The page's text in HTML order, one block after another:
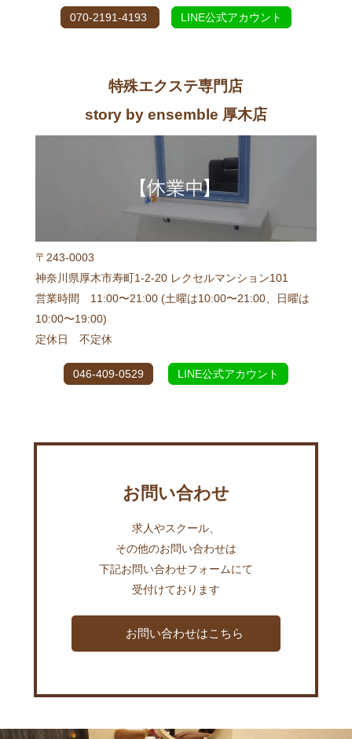
070-2191-4193 LINE公式アカウント
特殊エクステ専門店
story by ensemble 厚木店
〒243-0003
神奈川県厚木市寿町1-2-20 レクセルマンション101
営業時間 11:00〜21:00 (土曜は10:00〜21:00、日曜は
10:00〜19:00)
定休日 不定休
046-409-0529 LINE公式アカウント
お問い合わせ
求人やスクール、
その他のお問い合わせは
下記お問い合わせフォームにて
受付けております
お問い合わせはこちら